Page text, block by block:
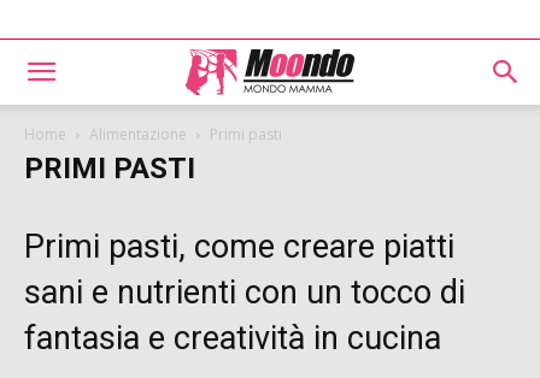
Home Alimentazione Primi pasti
PRIMI PASTI
Primi pasti, come creare piatti
sani e nutrienti con un tocco di
fantasia e creatività in cucina